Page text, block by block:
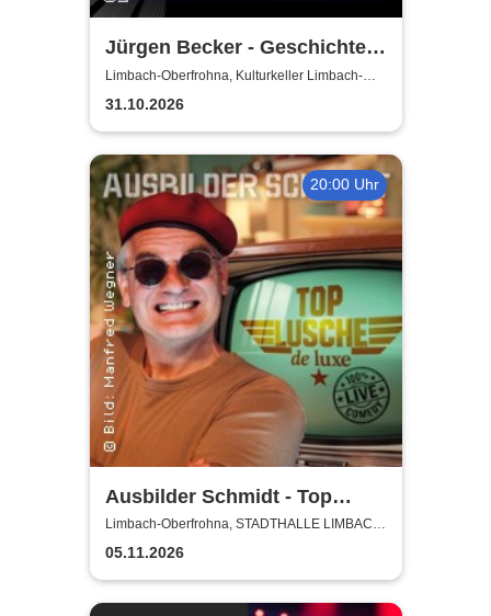
Jürgen Becker - Geschichte
in Scheiben – wie Musik
Politik macht
Limbach-Oberfrohna, Kulturkeller Limbach-
Oberfrohna
31.10.2026
20:00 Uhr
Ausbilder Schmidt - Top
Lusche de Luxe
Limbach-Oberfrohna, STADTHALLE LIMBACH-
OBERFROHNA
05.11.2026